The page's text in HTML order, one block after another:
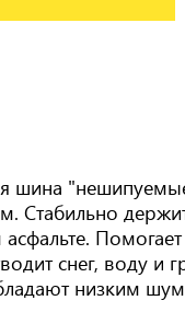
шина
Стабильно
снег, воду
низким